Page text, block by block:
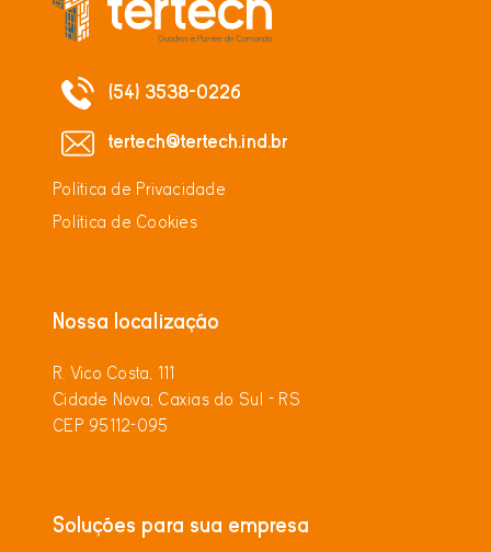
(54) 3538-0226
tertech@tertech.ind.br
Política de Privacidade
Política de Cookies
Nossa localização
R. Vico Costa, 111
Cidade Nova, Caxias do Sul - RS
CEP 95112-095
Soluções para sua empresa